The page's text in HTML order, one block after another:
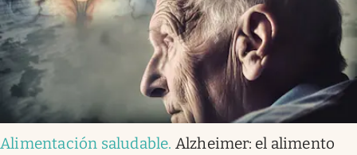
Alimentación saludable. Alzheimer: el alimento